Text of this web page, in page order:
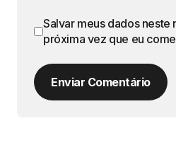
Salvar meus dados neste
próxima vez que eu
Enviar Comentário